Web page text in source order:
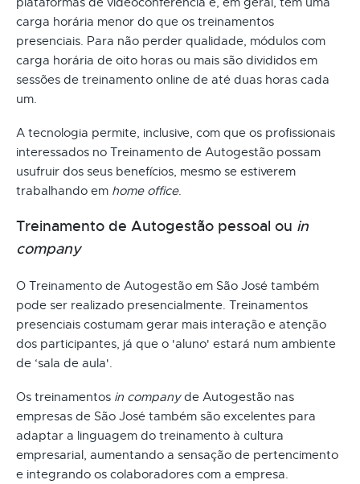
carga horária menor do que os treinamentos
presenciais. Para não perder qualidade, módulos com
carga horária de oito horas ou mais são divididos em
sessões de treinamento online de até duas horas cada
um.
A tecnologia permite, inclusive, com que os profissionais
interessados no Treinamento de Autogestão possam
usufruir dos seus benefícios, mesmo se estiverem
trabalhando em home office.
Treinamento de Autogestão pessoal ou in
company
O Treinamento de Autogestão em São José também
pode ser realizado presencialmente. Treinamentos
presenciais costumam gerar mais interação e atenção
dos participantes, já que o 'aluno' estará num ambiente
de ‘sala de aula'.
Os treinamentos in companyde Autogestão nas
empresas de São José também são excelentes para
adaptar a linguagem do treinamento à cultura
empresarial, aumentando a sensação de pertencimento
e integrando os colaboradores com a empresa.